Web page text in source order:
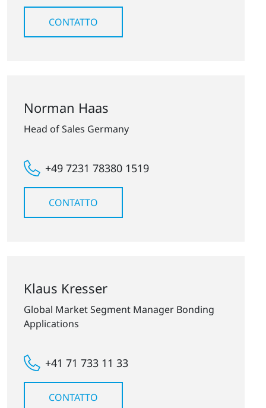
CONTATTO
Norman Haas
Head of Sales Germany
+49 7231 78380 1519
CONTATTO
Klaus Kresser
Global Market Segment Manager Bonding
Applications
+41 71 733 11 33
CONTATTO